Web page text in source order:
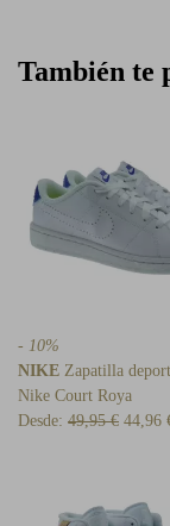
También te
- 10%
NIKE Zapatilla
Nike Court Roya
Desde: 49,95 € 44,96